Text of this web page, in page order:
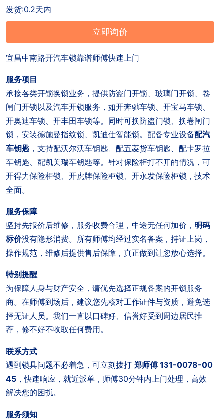
发货:0.2天内
立即询价
宜昌中南路开汽车锁靠谱师傅快速上门
服务项目
承接各类开锁换锁业务，提供防盗门开锁、玻璃门开锁、卷
闸门开锁以及汽车开锁服务，如开奔驰车锁、开宝马车锁、
开奥迪车锁、开丰田车锁等。同时可换防盗门锁、换卷闸门
锁，安装德施曼指纹锁、凯迪仕智能锁。配备专业设备配汽
车钥匙 ，支持配沃尔沃车钥匙、配五菱货车钥匙、配卡罗拉
车钥匙、配凯美瑞车钥匙等。针对保险柜打不开的情况，可
开得力保险柜锁、开虎牌保险柜锁、开永发保险柜锁，技术
全面。
服务保障
坚持先报价后维修，服务收费合理，中途无任何加价， 明码
标价没有隐形消费。所有师傅均经过实名备案，持证上岗，
操作规范，维修后提供售后保障，真正做到让您放心选择。
特别提醒
为保障人身与财产安全，请优先选择正规备案的开锁服务
商。在师傅到场后，建议您先核对工作证件与资质，避免选
择无证人员。我们一直以口碑好、信誉好受到周边居民推
荐，修不好不收取任何费用。
联系方式
遇到锁具问题不必着急，可立刻拨打 郑师傅 131-0078-00
45 ，快速响应，就近派单，师傅30分钟内上门处理，高效
解决您的困扰。
服务须知